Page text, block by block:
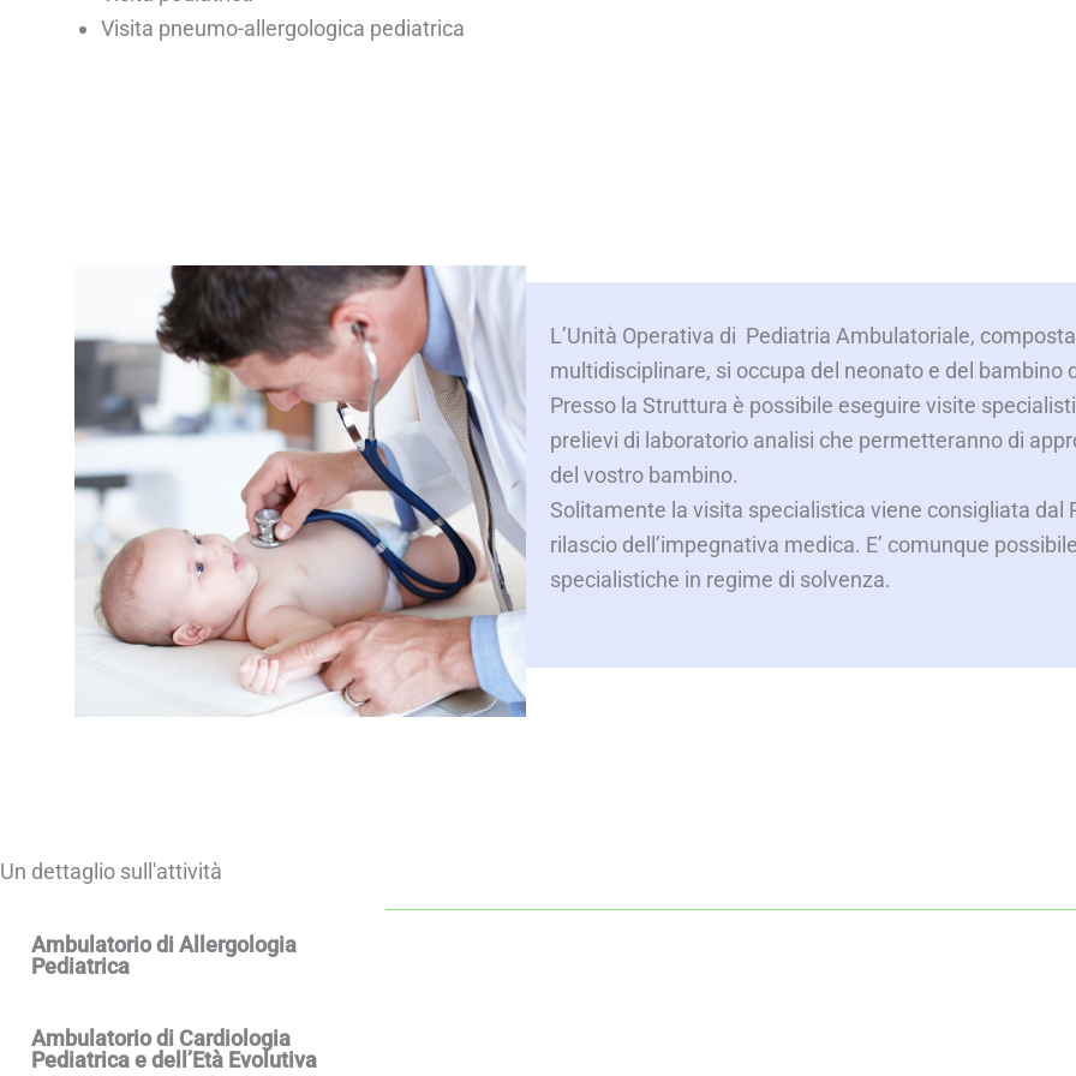
Visita pneumo-allergologica pediatrica
L’Unità Operativa di Pediatria Ambulatoriale,
multidisciplinare, si occupa del neonato e del bambino
Presso la Struttura è possibile eseguire visite
prelievi di laboratorio analisi che permetteranno di
del vostro bambino.
Solitamente la visita specialistica viene consigliata dal
rilascio dell’impegnativa medica. E’ comunque
specialistiche in regime di solvenza.
Un dettaglio sull'attività
Ambulatorio di Allergologia
Pediatrica
Ambulatorio di Cardiologia
Pediatrica e dell’Età Evolutiva